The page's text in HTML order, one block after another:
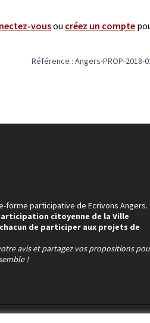
vousou créez un compte
Référence : Angers-PROP-2018-
forme participative de Ecrivons Angers.
citoyenne de la Ville
de participer aux projets de
avis et partagez vos propositions
!